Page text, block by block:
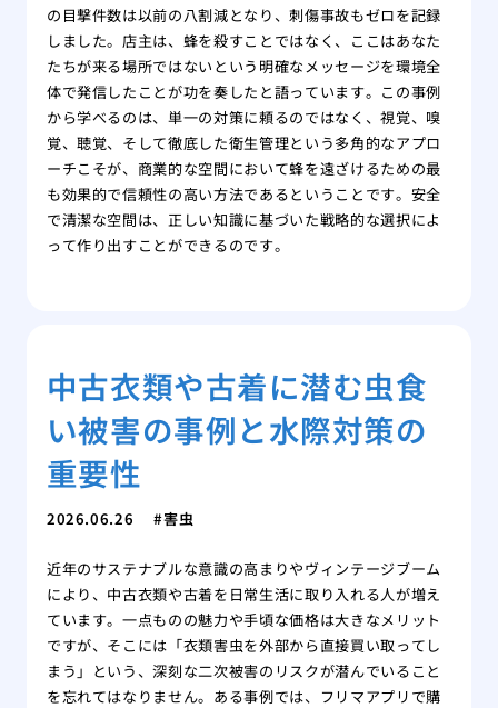
の目撃件数は以前の八割減となり、刺傷事故もゼロを記録
しました。店主は、蜂を殺すことではなく、ここはあなた
たちが来る場所ではないという明確なメッセージを環境全
体で発信したことが功を奏したと語っています。この事例
から学べるのは、単一の対策に頼るのではなく、視覚、嗅
覚、聴覚、そして徹底した衛生管理という多角的なアプロ
ーチこそが、商業的な空間において蜂を遠ざけるための最
も効果的で信頼性の高い方法であるということです。安全
で清潔な空間は、正しい知識に基づいた戦略的な選択によ
って作り出すことができるのです。
中古衣類や古着に潜む虫食
い被害の事例と水際対策の
重要性
2026.06.26 害虫
近年のサステナブルな意識の高まりやヴィンテージブーム
により、中古衣類や古着を日常生活に取り入れる人が増え
ています。一点ものの魅力や手頃な価格は大きなメリット
ですが、そこには「衣類害虫を外部から直接買い取ってし
まう」という、深刻な二次被害のリスクが潜んでいること
を忘れてはなりません。ある事例では、フリマアプリで購